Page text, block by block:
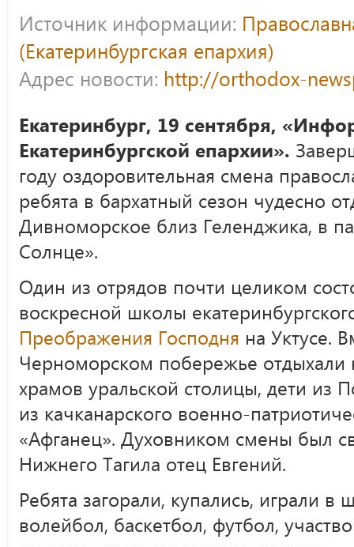
Источник информации:
(Екатеринбургская епархия)
Адрес новости: http://orthodox-
Екатеринбург, 19 сентября,
Екатеринбургской епархии».
году оздоровительная смена
ребята в бархатный сезон чудесно
Дивноморское близ Геленджика, в
Солнце».
Один из отрядов почти целиком
воскресной школы
Преображения Господня на Уктусе.
Черноморском побережье
храмов уральской столицы, дети из
из качканарского военно-
«Афганец». Духовником смены был
Нижнего Тагила отец Евгений.
Ребята загорали, купались, играли
волейбол, баскетбол, футбол,